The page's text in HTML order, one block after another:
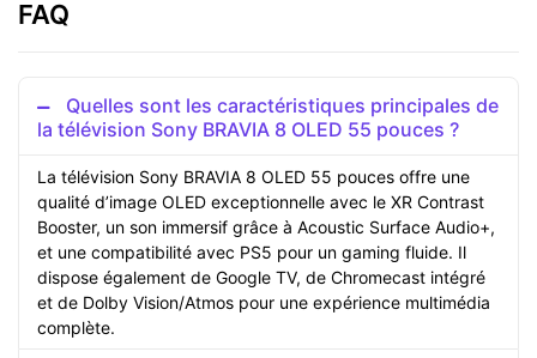
FAQ
Quelles sont les caractéristiques principales de
la télévision Sony BRAVIA 8 OLED 55 pouces ?
La télévision Sony BRAVIA 8 OLED 55 pouces offre une
qualité d’image OLED exceptionnelle avec le XR Contrast
Booster, un son immersif grâce à Acoustic Surface Audio+,
et une compatibilité avec PS5 pour un gaming fluide. Il
dispose également de Google TV, de Chromecast intégré
et de Dolby Vision/Atmos pour une expérience multimédia
complète.